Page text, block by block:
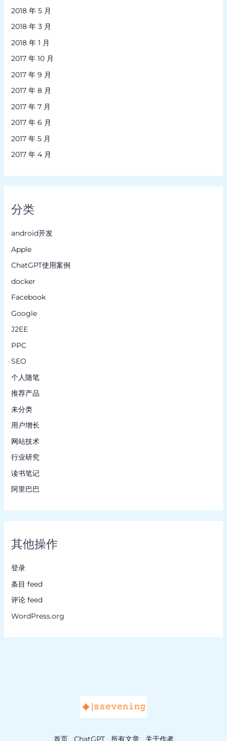
2018 年 5 月
2018 年 3 月
2018 年 1 月
2017 年 10 月
2017 年 9 月
2017 年 8 月
2017 年 7 月
2017 年 6 月
2017 年 5 月
2017 年 4 月
分类
android开发
Apple
ChatGPT使用案例
docker
Facebook
Google
J2EE
PPC
SEO
个人随笔
推荐产品
未分类
用户增长
网站技术
行业研究
读书笔记
阿里巴巴
其他操作
登录
条目 feed
评论 feed
WordPress.org
首页 ChatGPT 所有文章 关于作者